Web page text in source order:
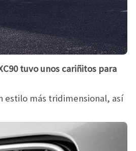
tuvo unos cariñitos para
estilo más tridimensional, así